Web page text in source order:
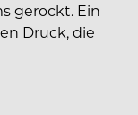
gerockt. Ein
Druck, die